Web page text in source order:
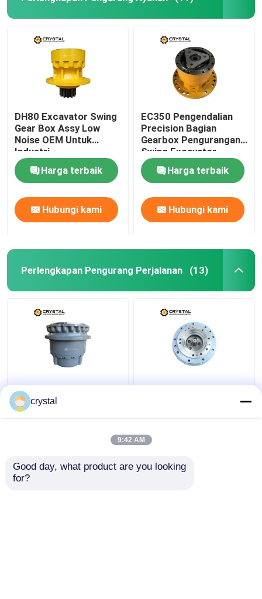
DH80 Excavator Swing
Gear Box Assy Low
Noise OEM Untuk
Industri
Harga terbaik
Hubungi kami
EC350 Pengendalian
Precision Bagian
Gearbox Pengurangan
Swing Excavator
Harga terbaik
Hubungi kami
Perlengkapan Pengurang Perjalanan (13)
EC460 Gearbox
Pengurangan
Perjalanan Excavator
Pengurangan
Hidraulik
crystal
9:42 AM
Good day, what product are you looking
for?